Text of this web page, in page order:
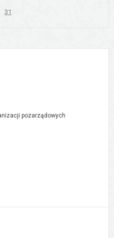
Strona
31
pozarządowych